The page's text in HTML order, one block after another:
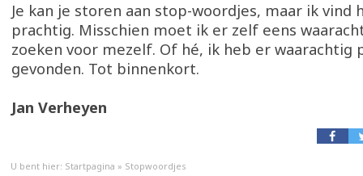
Je kan je storen aan stop-woordjes, maar ik vind
prachtig. Misschien moet ik er zelf eens
zoeken voor mezelf. Of hé, ik heb er waarachtig
gevonden. Tot binnenkort.
Jan Verheyen
U bent hier: Startpagina » Stopwoordjes